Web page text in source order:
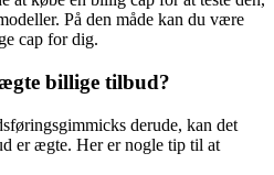
På den måde kan du være
cap for dig.
billige tilbud?
derude, kan det
er ægte. Her er nogle tip til at